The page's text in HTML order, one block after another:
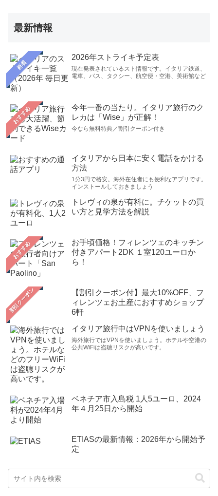
最新情報
新着
2026年ストライキ予定表
現在発表されているスト情報です。イタリア鉄道、
電車、バス、タクシー、航空便・空港、美術館など
おすすめ
今年一番の当たり。イタリア旅行のク
レカは「Wise」が正解！
今なら無料特典／割引クーポン付き
イタリアから日本に安く電話をかける
方法
1分3円で格安。海外在住者にも便利なアプリです。
インストールしておきましょう
トレヴィの泉が有料に。チケットの買
い方と見学方法を解説
おすすめ
お手頃価格！フィレンツェのキッチン
付きアパート2DK １室120ユーロか
ら！
【割引クーポン付】最大10%OFF、フ
ィレンツェお土産におすすめショップ
6軒
イタリア旅行中はVPNを使いましょう
海外旅行ではVPNを使いましょう。ホテルや空港の
公共WiFiは盗聴リスクが高いです。
ベネチア市入島税 1人5ユーロ、2024
年４月25日から開始
ETIASの最新情報：2026年から開始予
定